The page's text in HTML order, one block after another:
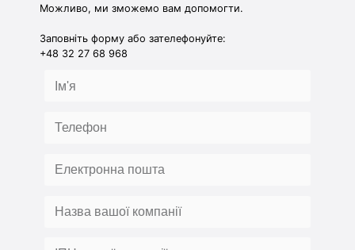
Можливо, ми зможемо вам допомогти.
Заповніть форму або зателефонуйте:
+48 32 27 68 968